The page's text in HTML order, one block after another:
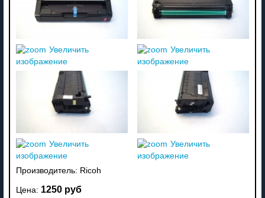
Увеличить
изображение
Увеличить
изображение
Увеличить
изображение
Увеличить
изображение
Производитель: Ricoh
Цена: 1250 руб